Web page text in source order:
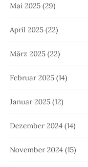
Mai 2025 (29)
April 2025 (22)
März 2025 (22)
Februar 2025 (14)
Januar 2025 (12)
Dezember 2024 (14)
November 2024 (15)